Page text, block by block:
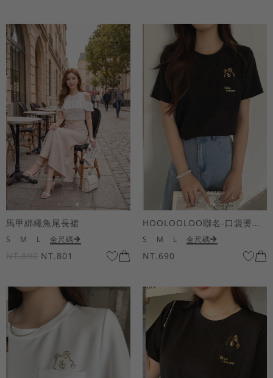
馬甲綁繩魚尾長裙
S M L 全尺碼
NT.890 NT.801
HOOLOOLOO聯名-口袋燙金KUKU熊短袖上衣
S M L 全尺碼
NT.690